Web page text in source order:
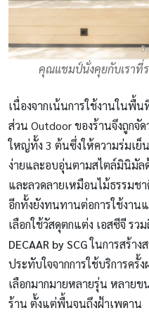
คุณแชมป์นั่งคุยกับเราที่ร
เนื่องจากเน้นการใช้งานในพื้
ส่วน Outdoor ของร้านจึงถูกจั
ใหญ่ทั้ง 3 ต้นซึ่งให้ความร่มเย็
ง่ายและอบอุ่นตามสไตล์มินิมัล
และลวดลายเหมือนไม้ธรรมช
อีกทั้งยังทนทานต่อการใช้งาน
เลือกใช้วัสดุตกแต่ง เอสซีจี รว
DECAAR by SCGในการสร้า
ประทับใจจากการใช้บริการครั้
เลือกมากมายหลายรุ่น หลายข
ร้าน ตั้งแต่พื้นจนถึงฝ้าเพดาน